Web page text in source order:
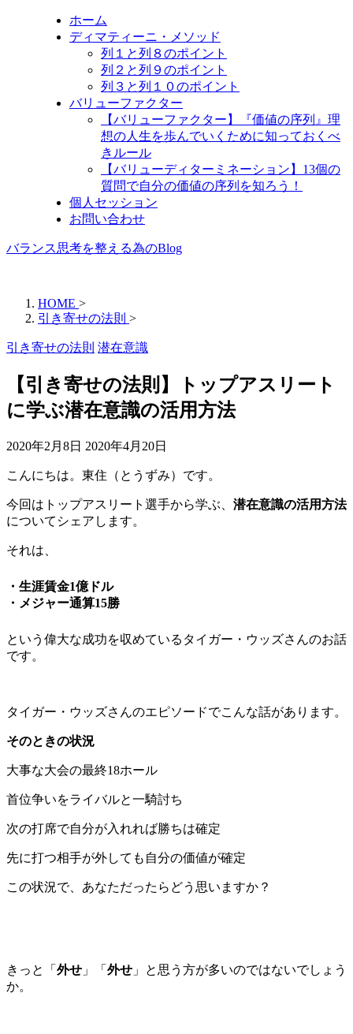
ホーム
ディマティーニ・メソッド
列１と列８のポイント
列２と列９のポイント
列３と列１０のポイント
バリューファクター
【バリューファクター】『価値の序列』理
想の人生を歩んでいくために知っておくべ
きルール
【バリューディターミネーション】13個の
質問で自分の価値の序列を知ろう！
個人セッション
お問い合わせ
バランス思考を整える為のBlog
HOME >
引き寄せの法則 >
引き寄せの法則 潜在意識
【引き寄せの法則】トップアスリート
に学ぶ潜在意識の活用方法
2020年2月8日 2020年4月20日
こんにちは。東住（とうずみ）です。
今回は トップアスリート選手から学ぶ、 潜在意識の活用方法
についてシェアします。
それは、
・生涯賃金1億ドル
・メジャー通算15勝
という偉大な成功を収めているタイガー・ウッズさんのお話
です。
タイガー・ウッズさんのエピソードでこんな話があります。
そのときの状況
大事な大会の最終18ホール
首位争いをライバルと一騎討ち
次の打席で自分が入れれば勝ちは確定
先に打つ相手が外しても自分の価値が確定
この状況で、あなただったらどう思いますか？
きっと「 外せ 」「 外せ 」と思う方が多いのではないでしょう
か。